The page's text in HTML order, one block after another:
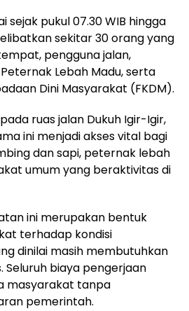
sejak pukul 07.30 WIB hingga
sekitar 30 orang yang
pengguna jalan,
Lebah Madu, serta
Dini Masyarakat (FKDM).
ruas jalan Dukuh Igir-Igir,
ini menjadi akses vital bagi
dan sapi, peternak lebah
umum yang beraktivitas di
ini merupakan bentuk
terhadap kondisi
dinilai masih membutuhkan
Seluruh biaya pengerjaan
masyarakat tanpa
pemerintah.